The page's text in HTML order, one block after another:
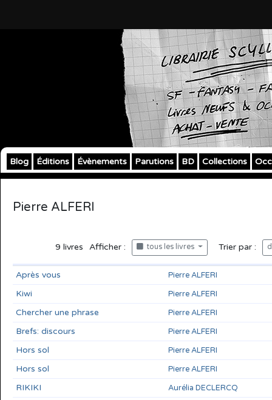
Blog Éditions Évènements Parutions BD Collections
Pierre ALFERI
9 livres Afficher : tous les livres Trier par :
Après vous Pierre ALFERI
Kiwi Pierre ALFERI
Chercher une phrase Pierre ALFERI
Brefs: discours Pierre ALFERI
Hors sol Pierre ALFERI
Hors sol Pierre ALFERI
RIKIKI Aurélia DECLERCQ